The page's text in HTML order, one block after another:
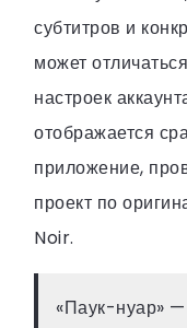
субтитров и
может
настроек
отображается
приложение,
проект по
Noir.
«Паук-нуар»